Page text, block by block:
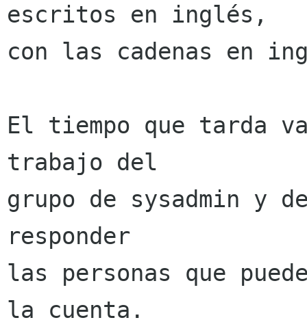
escritos en inglés,
con las cadenas en
El tiempo que tarda
trabajo del
grupo de sysadmin y
responder
las personas que
la cuenta.